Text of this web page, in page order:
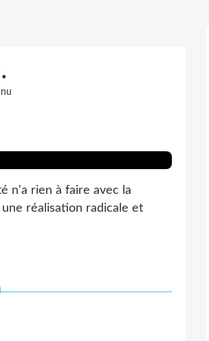
n'a rien à faire avec la
réalisation radicale et